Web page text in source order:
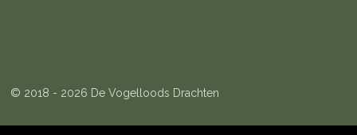
© 2018 - 2026 De Vogelloods Drachten